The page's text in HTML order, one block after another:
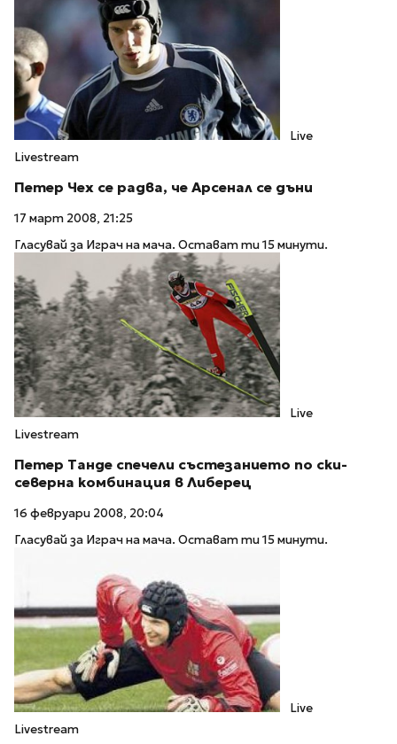
Live
Livestream
Петер Чех се радва, че Арсенал се дъни
17 март 2008, 21:25
Гласувай за Играч на мача. Остават ти 15 минути.
Live
Livestream
Петер Танде спечели състезанието по ски-
северна комбинация в Либерец
16 февруари 2008, 20:04
Гласувай за Играч на мача. Остават ти 15 минути.
Live
Livestream